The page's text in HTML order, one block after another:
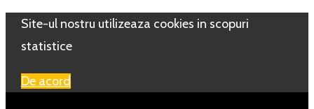
Site-ul nostru utilizeaza cookies in scopuri
statistice
De acord